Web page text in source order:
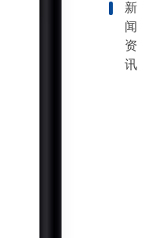
国家重点工程
新
闻
资
讯